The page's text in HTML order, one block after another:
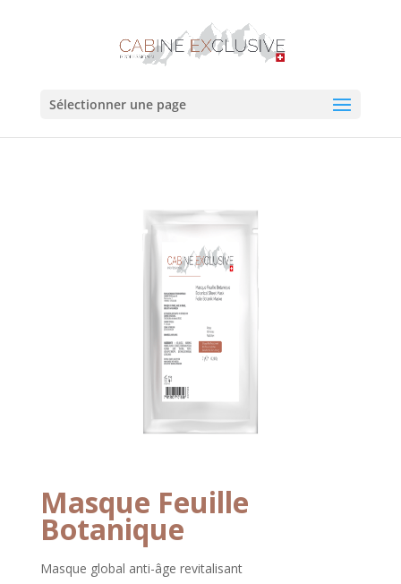
Sélectionner une page
Masque Feuille
Botanique
Masque global anti-âge revitalisant